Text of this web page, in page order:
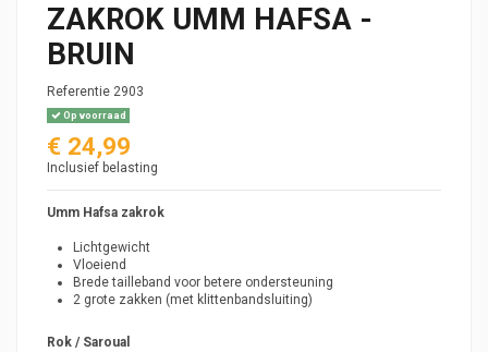
ZAKROK UMM HAFSA -
BRUIN
Referentie 2903
Op voorraad
€ 24,99
Inclusief belasting
Umm Hafsa zakrok
Lichtgewicht
Vloeiend
Brede tailleband voor betere ondersteuning
2 grote zakken (met klittenbandsluiting)
Rok / Saroual